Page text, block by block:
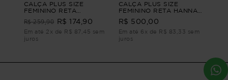
CALÇA PLUS SIZE
FEMININO RETA
ALFAIATARIA
CONFIANÇA Preto G4
R$ 259,90 R$ 174,90
Em até 2x de R$ 87,45 sem
juros
CALÇA PLUS SIZE
FEMININO RETA HANNAH
Azul P - 42
R$ 500,00
Em até 6x de R$ 83,33 sem
juros